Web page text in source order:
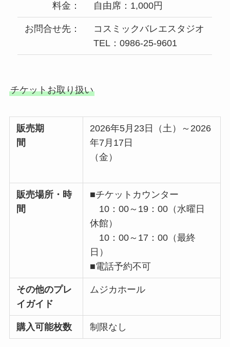
料金： 自由席：1,000円
お問合せ先：
コスミックバレエスタジオ
TEL：0986-25-9601
チケットお取り扱い
販売期
間
2026年5月23日（土）～2026
年7月17日
（金）
販売場所・時
間
■チケットカウンター
10：00～19：00（水曜日
休館）
10：00～17：00（最終
日）
■電話予約不可
その他のプレ
イガイド
ムジカホール
購入可能枚数 制限なし